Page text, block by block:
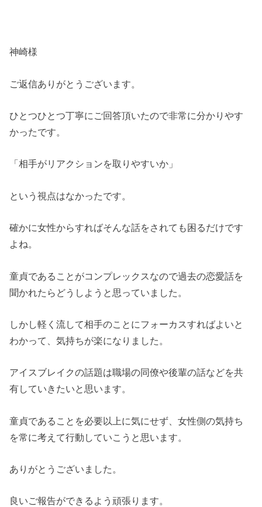
神崎様
ご返信ありがとうございます。
ひとつひとつ丁寧にご回答頂いたので非常に分かりやす
かったです。
「相手がリアクションを取りやすいか」
という視点はなかったです。
確かに女性からすればそんな話をされても困るだけです
よね。
童貞であることがコンプレックスなので過去の恋愛話を
聞かれたらどうしようと思っていました。
しかし軽く流して相手のことにフォーカスすればよいと
わかって、気持ちが楽になりました。
アイスブレイクの話題は職場の同僚や後輩の話などを共
有していきたいと思います。
童貞であることを必要以上に気にせず、女性側の気持ち
を常に考えて行動していこうと思います。
ありがとうございました。
良いご報告ができるよう頑張ります。